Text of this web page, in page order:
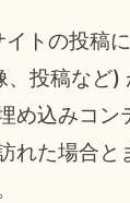
イトの投稿
投稿など)
め込みコン
れた場合と